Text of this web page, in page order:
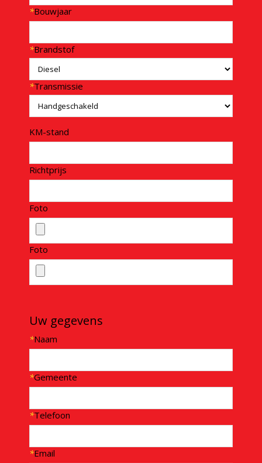
*Bouwjaar
*Brandstof
*Transmissie
KM-stand
Richtprijs
Foto
Foto
Uw gegevens
*Naam
*Gemeente
*Telefoon
*Email